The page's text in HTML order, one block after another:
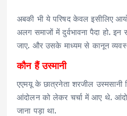
अबकी भी ये परिषद केवल इसीलिए
अलग समाजों में दुर्वभावना पैदा हो.
जाए. और उसके माध्यम से कानून
कौन हैं उस्मानी
एएमयू के छात्रनेता शरजील
आंदोलन को लेकर चर्चा में आए थे.
जाना पड़ा था.